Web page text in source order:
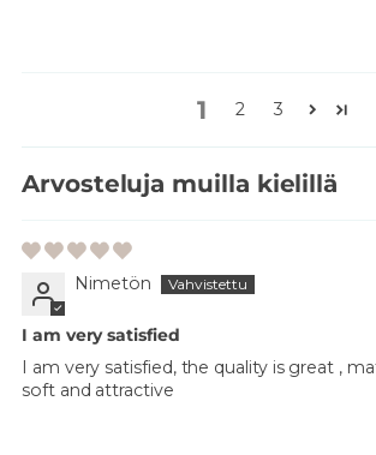
1 2 3
Arvosteluja muilla kielillä
Nimetön
I am very satisfied
I am very satisfied, the quality is great ,
soft and attractive